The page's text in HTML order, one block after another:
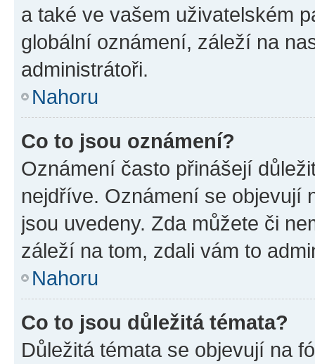
a také ve vašem uživatelském
globální oznámení, záleží na
administrátoři.
Nahoru
Co to jsou oznámení?
Oznámení často přinášejí
nejdříve. Oznámení se objevují
jsou uvedeny. Zda můžete či
záleží na tom, zdali vám to
Nahoru
Co to jsou důležitá témata?
Důležitá témata se objevují na